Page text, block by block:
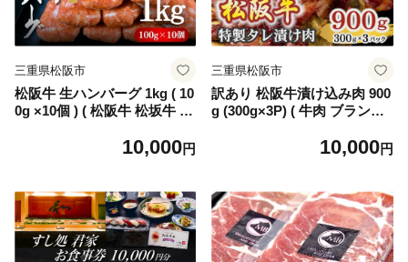
三重県松阪市
松阪牛 生ハンバーグ 1kg ( 10
0g ×10個 ) ( 松阪牛 松坂牛 松
おすすめ 人気 牛肉 ハンバー
1万円 一万円 冷凍 小分け 個
包装 合挽き ブランド牛 和牛
国産牛 )【1-439】
10,000円
三重県松阪市
訳あり 松阪牛漬け込み肉 900
g (300g×3P) ( 牛肉 ブランド
松坂牛 訳あり 訳アリ 訳あり
00円 神戸牛 近江牛 に並ぶ 日
本三大和牛 ) 【1-431】
10,000円